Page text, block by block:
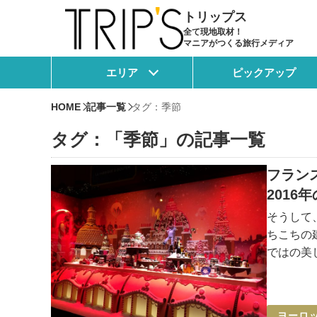
トリップス
全て現地取材！
マニアがつくる旅行メディア
エリア ピックアップ
HOME 記事一覧 タグ：季節
タグ：「季節」の記事一覧
フラン
2016年
そうして
ちこちの
ではの美
トたちの